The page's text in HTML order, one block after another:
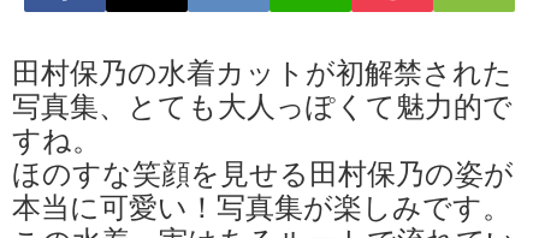
田村保乃の水着カットが初解禁された
写真集、とても大人っぽくて魅力的で
すね。
ほのすな笑顔を見せる田村保乃の姿が
本当に可愛い！写真集が楽しみです。